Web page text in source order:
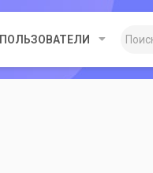
ПОЛЬЗОВАТЕЛИ